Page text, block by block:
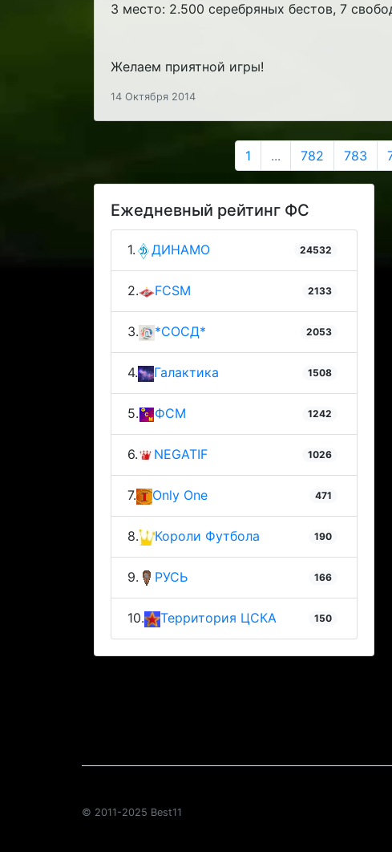
3 место: 2.500 серебряных бестов, 7
Желаем приятной игры!
14 Октября 2014
1 ... 782 783
Ежедневный рейтинг ФС
1. ДИНАМО 24532
2. FCSM 2133
3. *СОСД* 2053
4. Галактика 1508
5. ФСМ 1242
6. NEGATIF 1026
7. Only One 471
8. Короли Футбола 190
9. РУСЬ 166
10. Территория ЦСКА 150
© 2011-2025 Best11